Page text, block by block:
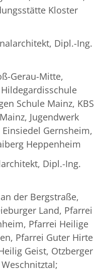
Kloster
Dipl.-Ing.
Gerau-Mitte,
Schule Mainz, KBS
Jugendwerk
Gernsheim,
Heppenheim
Dipl.-Ing.
der Bergstraße,
Land, Pfarrei
Pfarrei Heilige
Pfarrei Guter Hirte
Geist, Otzberger